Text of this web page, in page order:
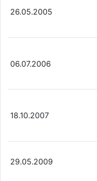
26.05.2005
06.07.2006
18.10.2007
29.05.2009